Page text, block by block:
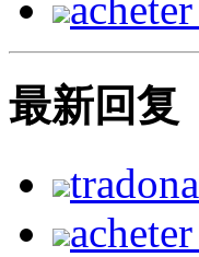
最新回复